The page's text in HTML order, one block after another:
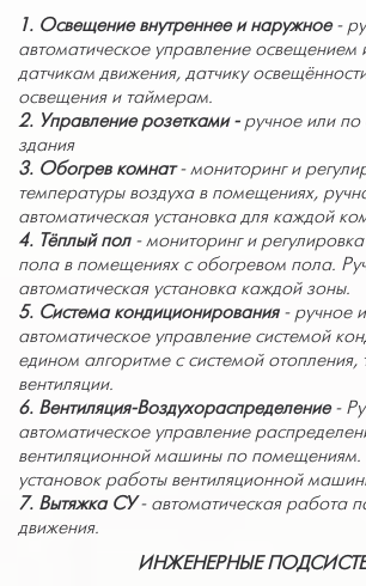
1. Освещение внутреннее и наружное-
автоматическое управление
датчикам движения, датчику
освещения и таймерам.
2. Управление розетками -ручное или
здания
3. Обогрев комнат- мониторинг и
температуры воздуха в помещениях,
автоматическая установка для каждой
4. Тёплый пол - мониторинг и
пола в помещениях с обогревом пола.
автоматическая установка каждой зоны.
5. Система кондиционирования -ручное
автоматическое управление системой
едином алгоритме с системой отопления,
вентиляции.
6. Вентиляция-Воздухораспределение -
автоматическое управление
вентиляционной машины по помещениям.
установок работы вентиляционной
7. Вытяжка СУ- автоматическая работа
движения.
ИНЖЕНЕРНЫЕ